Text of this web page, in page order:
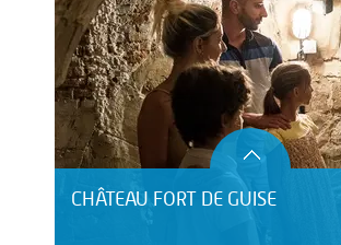
CHÂTEAU FORT DE GUISE